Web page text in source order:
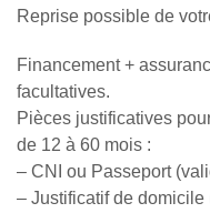
Reprise possible de
Financement +
facultatives.
Pièces justificatives
de 12 à 60 mois :
– CNI ou Passeport
– Justificatif de domicile